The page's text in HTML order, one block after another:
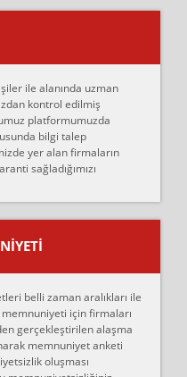
taşımak için
düzgün şekilde
ahlak problemleri
taşıma gününde
TL'ye ankaradan
evin taşınacağı gün
ile alanında uzman
kontrol edilmiş
platformumuzda
bilgi talep
yer alan firmaların
sağladığımızı
belli zaman aralıkları ile
için firmaları
gerçekleştirilen alaşma
memnuniyet anketi
oluşması